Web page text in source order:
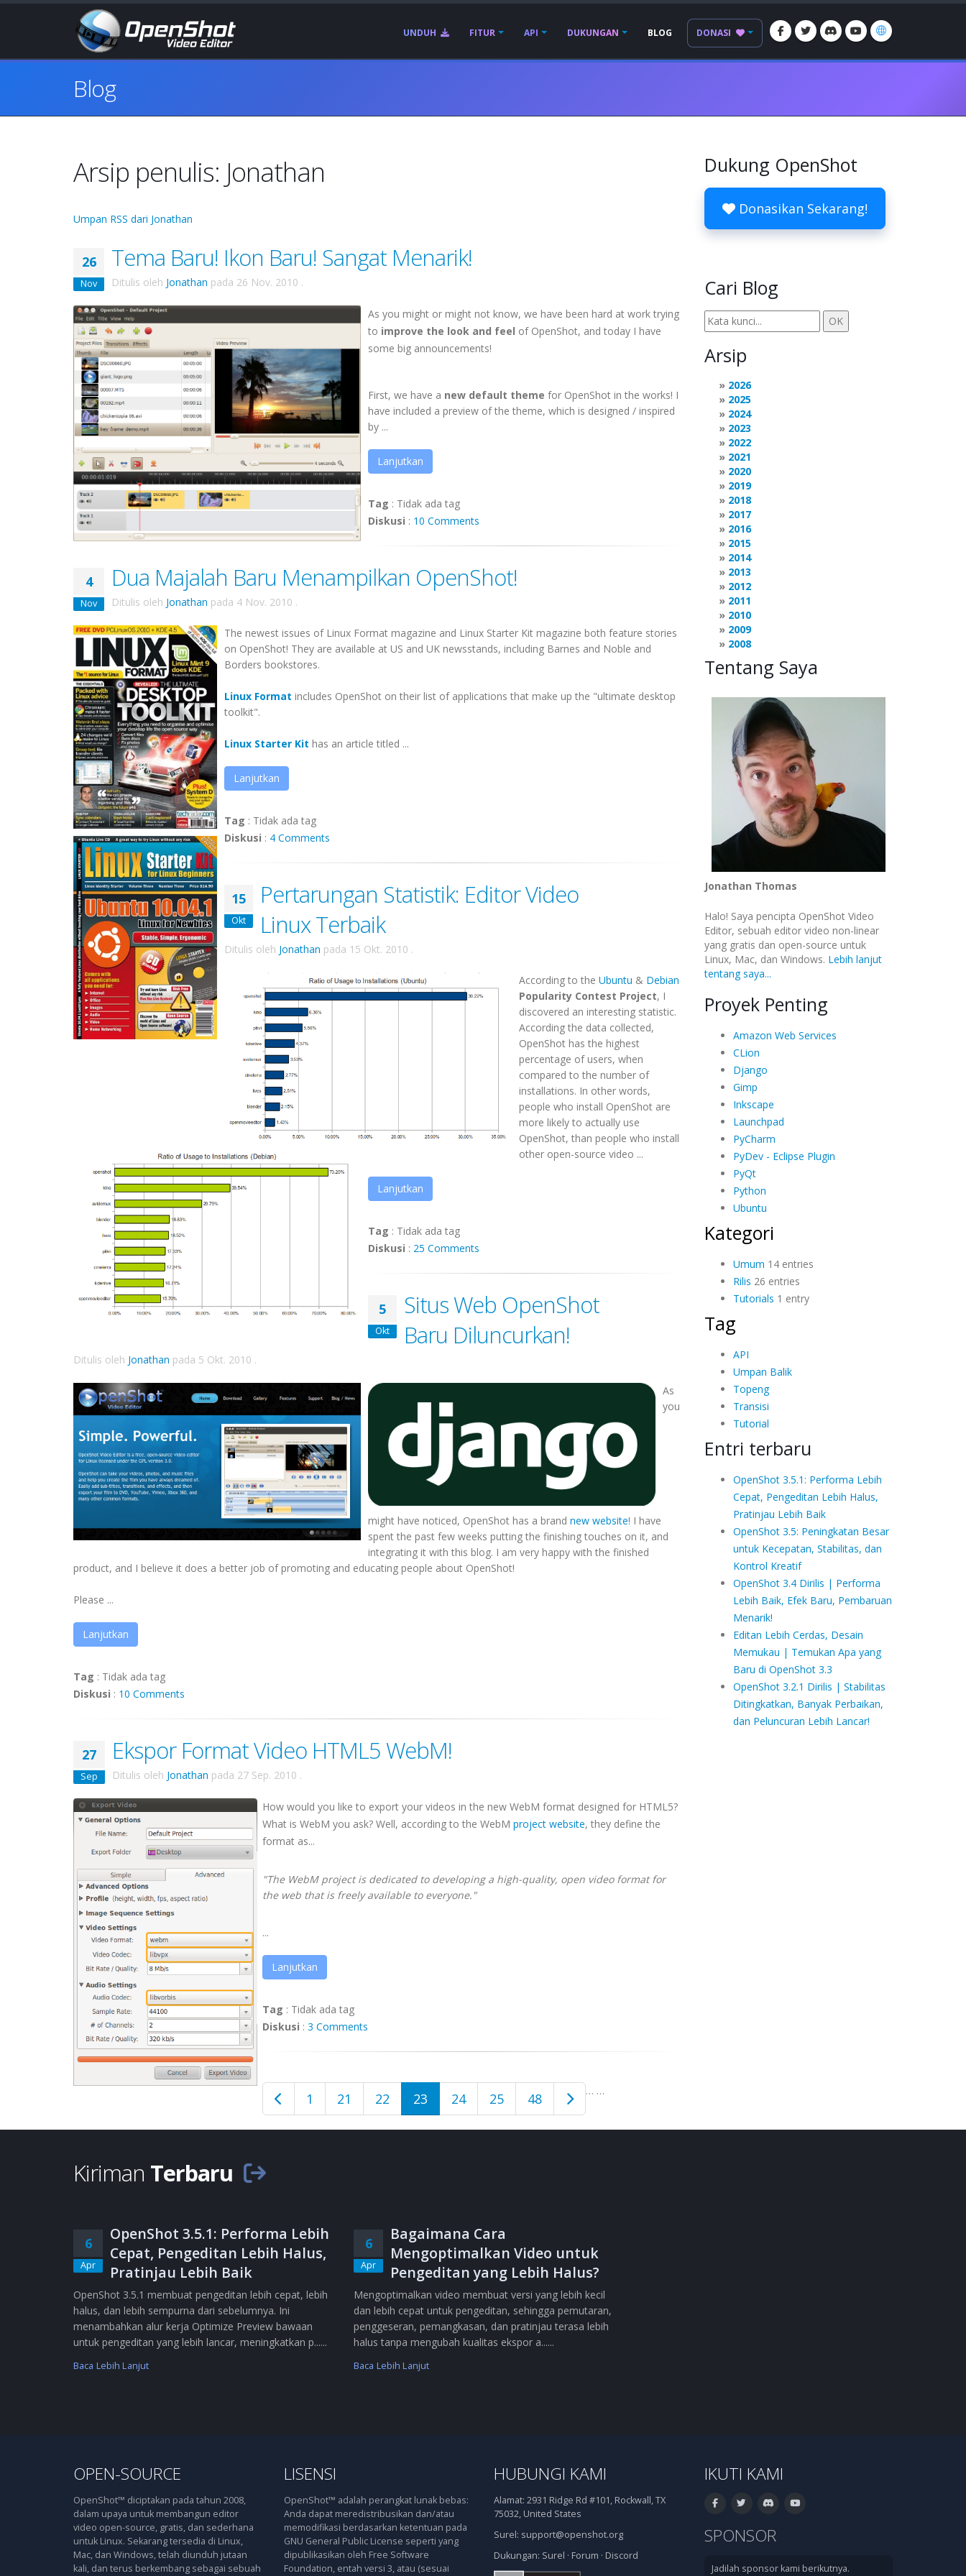
UNDUH FITUR API DUKUNGAN BLOG DONASI
Blog
Arsip penulis: Jonathan
Umpan RSS dari Jonathan
26
Nov
Tema Baru! Ikon Baru! Sangat Menarik!
Ditulis oleh Jonathan pada 26 Nov. 2010 .
As you might or might not know, we have been hard at work trying
to improve the look and feel of OpenShot, and today I have
some big announcements!
First, we have a new default theme for OpenShot in the works! I
have included a preview of the theme, which is designed / inspired
by ...
Lanjutkan
Tag : Tidak ada tag
Diskusi : 10 Comments
4
Nov
Dua Majalah Baru Menampilkan OpenShot!
Ditulis oleh Jonathan pada 4 Nov. 2010 .
The newest issues of Linux Format magazine and Linux Starter Kit magazine both feature stories
on OpenShot! They are available at US and UK newsstands, including Barnes and Noble and
Borders bookstores.
Linux Format includes OpenShot on their list of applications that make up the "ultimate desktop
toolkit".
Linux Starter Kit has an article titled ...
Lanjutkan
Tag : Tidak ada tag
Diskusi : 4 Comments
15
Okt
Pertarungan Statistik: Editor Video
Linux Terbaik
Ditulis oleh Jonathan pada 15 Okt. 2010 .
According to the Ubuntu & Debian
Popularity Contest Project, I
discovered an interesting statistic.
According the data collected,
OpenShot has the highest
percentage of users, when
compared to the number of
installations. In other words,
people who install OpenShot are
more likely to actually use
OpenShot, than people who install
other open-source video ...
Lanjutkan
Tag : Tidak ada tag
Diskusi : 25 Comments
5
Okt
Situs Web OpenShot
Baru Diluncurkan!
Ditulis oleh Jonathan pada 5 Okt. 2010 .
As
you
might have noticed, OpenShot has a brand new website! I have
spent the past few weeks putting the finishing touches on it, and
integrating it with this blog. I am very happy with the finished
product, and I believe it does a better job of promoting and educating people about OpenShot!
Please ...
Lanjutkan
Tag : Tidak ada tag
Diskusi : 10 Comments
27
Sep
Ekspor Format Video HTML5 WebM!
Ditulis oleh Jonathan pada 27 Sep. 2010 .
How would you like to export your videos in the new WebM format designed for HTML5?
What is WebM you ask? Well, according to the WebM project website, they define the
format as...
"The WebM project is dedicated to developing a high-quality, open video format for
the web that is freely available to everyone."
...
Lanjutkan
Tag : Tidak ada tag
Diskusi : 3 Comments
1 …
21 22 23 24 25 …
48
Dukung OpenShot
Donasikan Sekarang!
Cari Blog
Arsip
2026
2025
2024
2023
2022
2021
2020
2019
2018
2017
2016
2015
2014
2013
2012
2011
2010
2009
2008
Tentang Saya
Jonathan Thomas
Halo! Saya pencipta OpenShot Video
Editor, sebuah editor video non-linear
yang gratis dan open-source untuk
Linux, Mac, dan Windows. Lebih lanjut
tentang saya...
Proyek Penting
Amazon Web Services
CLion
Django
Gimp
Inkscape
Launchpad
PyCharm
PyDev - Eclipse Plugin
PyQt
Python
Ubuntu
Kategori
Umum 14 entries
Rilis 26 entries
Tutorials 1 entry
Tag
API
Umpan Balik
Topeng
Transisi
Tutorial
Entri terbaru
OpenShot 3.5.1: Performa Lebih
Cepat, Pengeditan Lebih Halus,
Pratinjau Lebih Baik
OpenShot 3.5: Peningkatan Besar
untuk Kecepatan, Stabilitas, dan
Kontrol Kreatif
OpenShot 3.4 Dirilis | Performa
Lebih Baik, Efek Baru, Pembaruan
Menarik!
Editan Lebih Cerdas, Desain
Memukau | Temukan Apa yang
Baru di OpenShot 3.3
OpenShot 3.2.1 Dirilis | Stabilitas
Ditingkatkan, Banyak Perbaikan,
dan Peluncuran Lebih Lancar!
Kiriman Terbaru
6
Apr
OpenShot 3.5.1: Performa Lebih
Cepat, Pengeditan Lebih Halus,
Pratinjau Lebih Baik
OpenShot 3.5.1 membuat pengeditan lebih cepat, lebih
halus, dan lebih sempurna dari sebelumnya. Ini
menambahkan alur kerja Optimize Preview bawaan
untuk pengeditan yang lebih lancar, meningkatkan p......
Baca Lebih Lanjut
6
Apr
Bagaimana Cara
Mengoptimalkan Video untuk
Pengeditan yang Lebih Halus?
Mengoptimalkan video membuat versi yang lebih kecil
dan lebih cepat untuk pengeditan, sehingga pemutaran,
penggeseran, pemangkasan, dan pratinjau terasa lebih
halus tanpa mengubah kualitas ekspor a......
Baca Lebih Lanjut
OPEN-SOURCE
OpenShot™ diciptakan pada tahun 2008,
dalam upaya untuk membangun editor
video open-source, gratis, dan sederhana
untuk Linux. Sekarang tersedia di Linux,
Mac, dan Windows, telah diunduh jutaan
kali, dan terus berkembang sebagai sebuah
LISENSI
OpenShot™ adalah perangkat lunak bebas:
Anda dapat meredistribusikan dan/atau
memodifikasi berdasarkan ketentuan pada
GNU General Public License seperti yang
dipublikasikan oleh Free Software
Foundation, entah versi 3, atau (sesuai
HUBUNGI KAMI
Alamat: 2931 Ridge Rd #101, Rockwall, TX
75032, United States
Surel: support@openshot.org
Dukungan: Surel · Forum · Discord
IKUTI KAMI
SPONSOR
Jadilah sponsor kami berikutnya.